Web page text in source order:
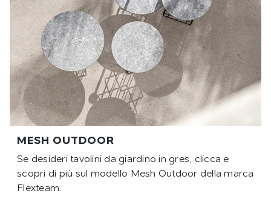
MESH OUTDOOR
Se desideri tavolini da giardino in gres, clicca e
scopri di più sul modello Mesh Outdoor della marca
Flexteam.